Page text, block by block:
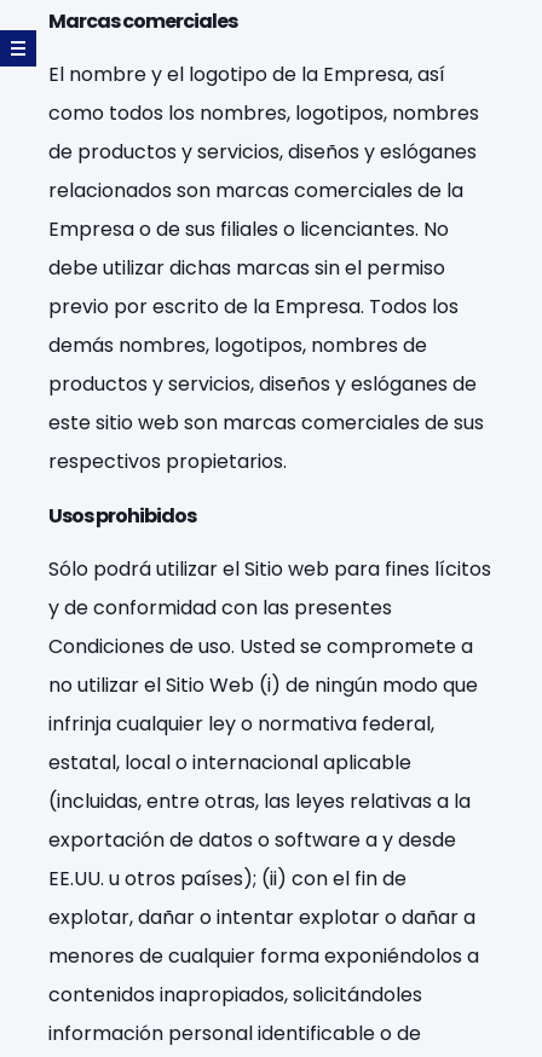
Marcas comerciales
El nombre y el logotipo de la Empresa, así
como todos los nombres, logotipos, nombres
de productos y servicios, diseños y eslóganes
relacionados son marcas comerciales de la
Empresa o de sus filiales o licenciantes. No
debe utilizar dichas marcas sin el permiso
previo por escrito de la Empresa. Todos los
demás nombres, logotipos, nombres de
productos y servicios, diseños y eslóganes de
este sitio web son marcas comerciales de sus
respectivos propietarios.
Usos prohibidos
Sólo podrá utilizar el Sitio web para fines lícitos
y de conformidad con las presentes
Condiciones de uso. Usted se compromete a
no utilizar el Sitio Web (i) de ningún modo que
infrinja cualquier ley o normativa federal,
estatal, local o internacional aplicable
(incluidas, entre otras, las leyes relativas a la
exportación de datos o software a y desde
EE.UU. u otros países); (ii) con el fin de
explotar, dañar o intentar explotar o dañar a
menores de cualquier forma exponiéndolos a
contenidos inapropiados, solicitándoles
información personal identificable o de